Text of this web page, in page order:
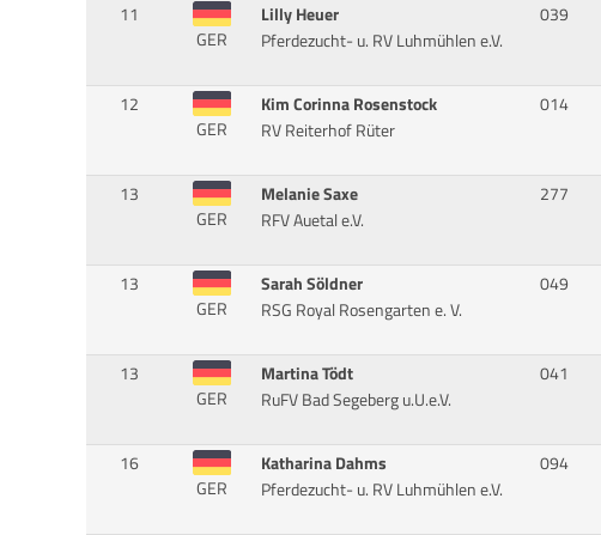
11
GER
Lilly Heuer
Pferdezucht- u. RV Luhmühlen e.V.
039
12
GER
Kim Corinna Rosenstock
RV Reiterhof Rüter
014
13
GER
Melanie Saxe
RFV Auetal e.V.
277
13
GER
Sarah Söldner
RSG Royal Rosengarten e. V.
049
13
GER
Martina Tödt
RuFV Bad Segeberg u.U.e.V.
041
16
GER
Katharina Dahms
Pferdezucht- u. RV Luhmühlen e.V.
094